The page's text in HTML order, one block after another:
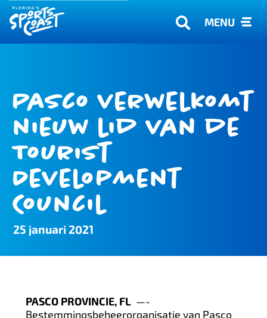
MENU
Pasco verwelkomt
nieuw lid van de
Tourist
Development
Council
25 januari 2021
PASCO PROVINCIE, FL—-
Bestemmingsbeheerorganisatie van Pasco